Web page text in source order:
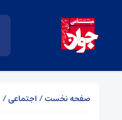
صفحه نخست/ اجتماعی/